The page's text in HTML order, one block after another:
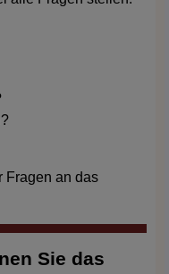
Fragen an das
Sie das